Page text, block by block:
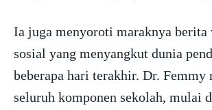
Ia juga menyoroti maraknya
sosial yang menyangkut dunia
beberapa hari terakhir. Dr. Femmy
seluruh komponen sekolah, mulai